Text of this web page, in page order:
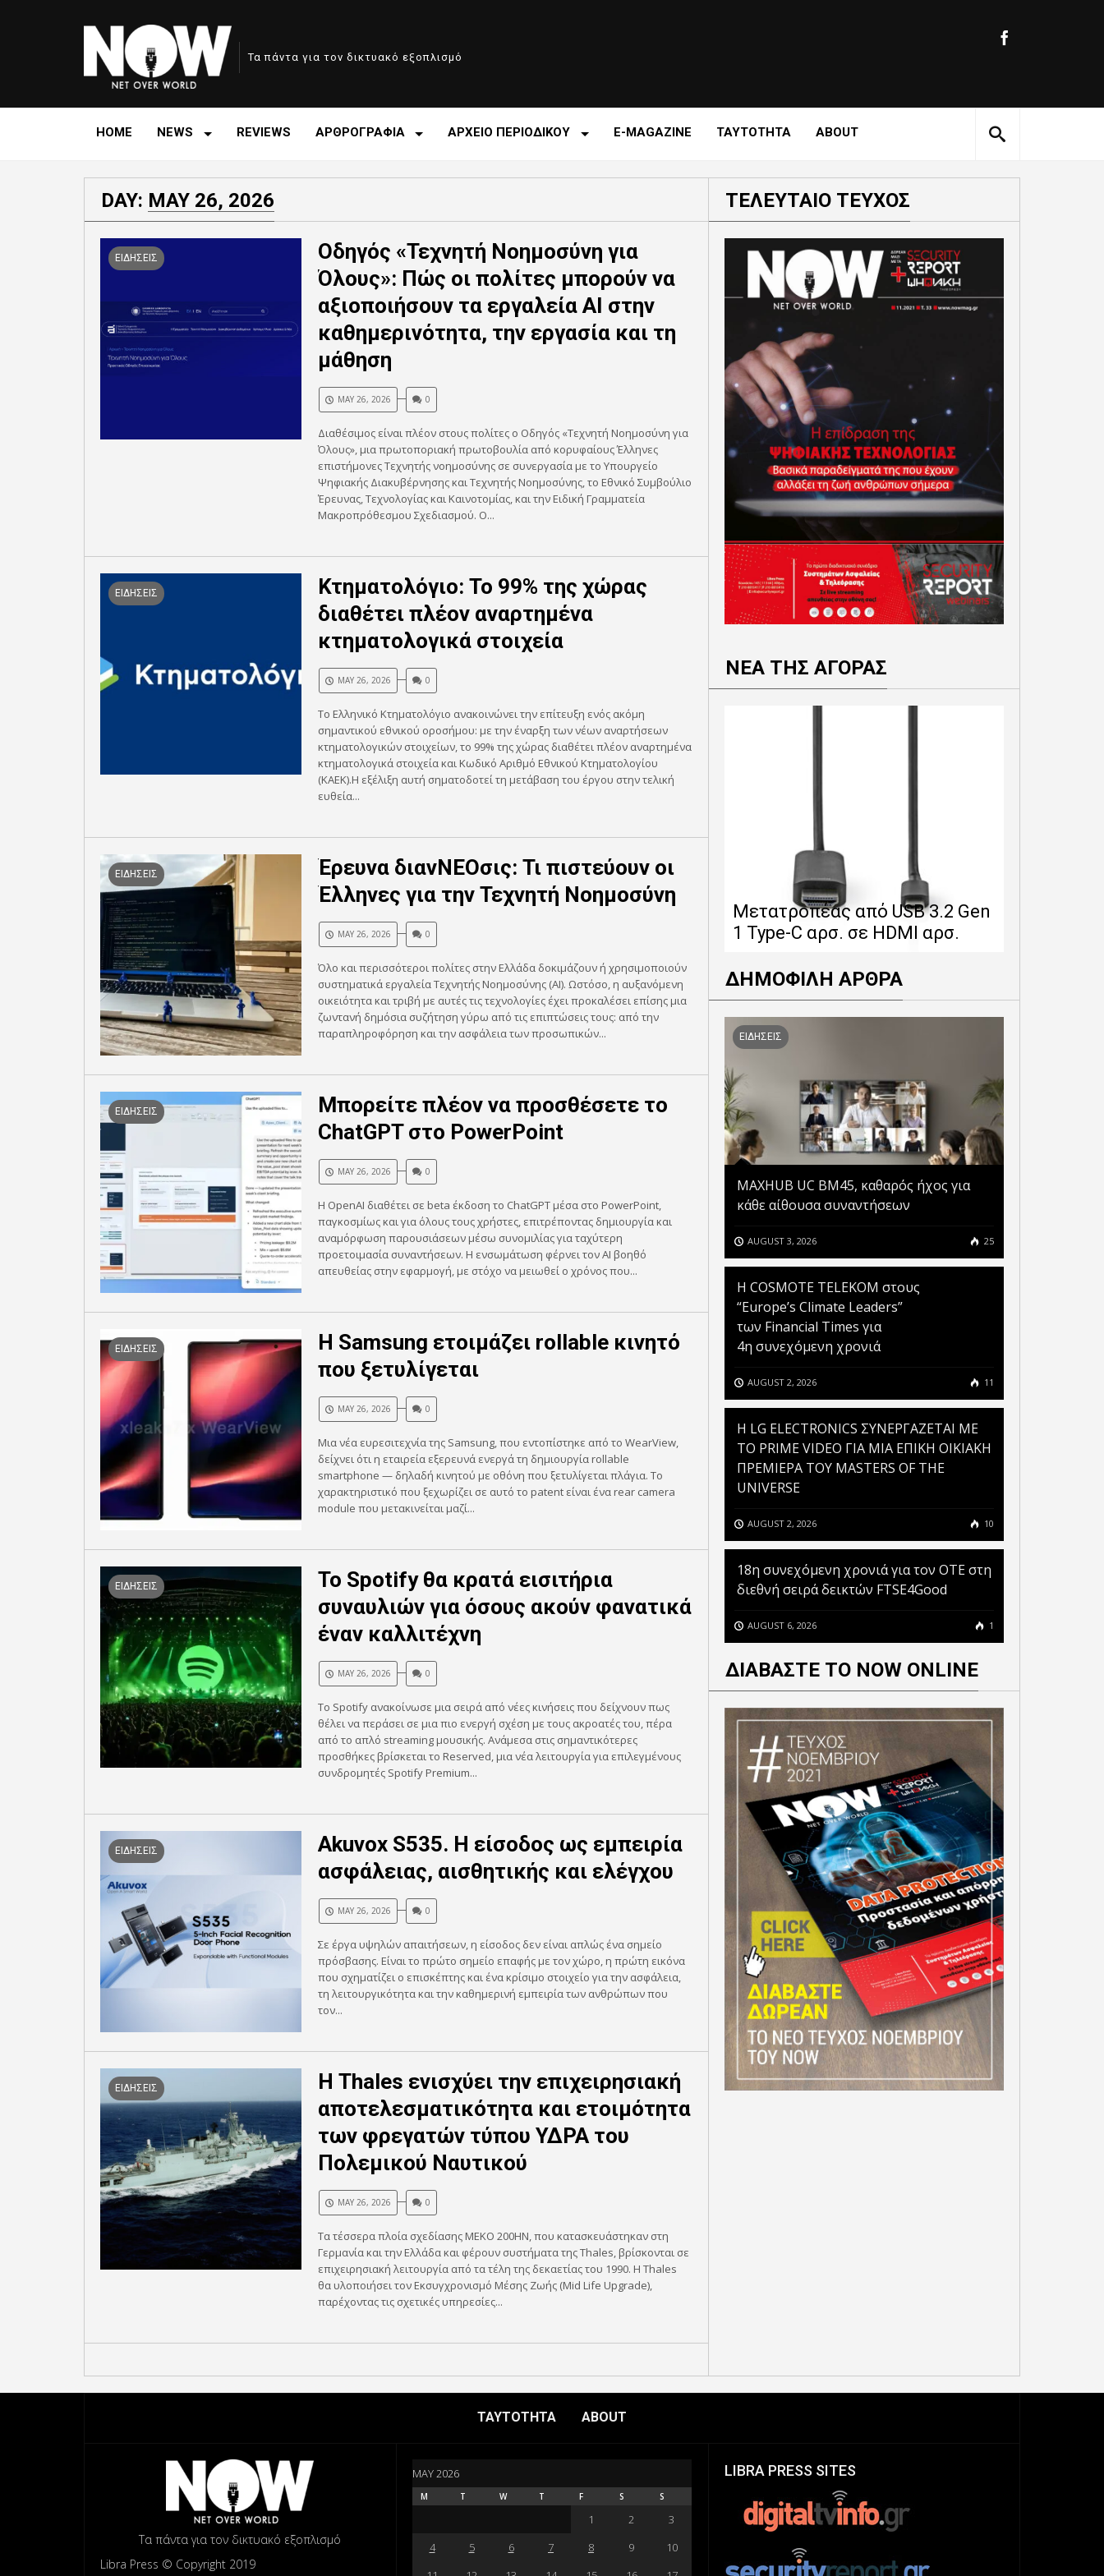
Τα πάντα για τον δικτυακό εξοπλισμό
HOME NEWS REVIEWS ΑΡΘΡΟΓΡΑΦΙΑ ΑΡΧΕΙΟ ΠΕΡΙΟΔΙΚΟΥ E-MAGAZINE ΤΑΥΤΟΤΗΤΑ ABOUT
DAY: MAY 26, 2026
ΕΙΔΗΣΕΙΣ
Οδηγός «Τεχνητή Νοημοσύνη για
Όλους»: Πώς οι πολίτες μπορούν να
αξιοποιήσουν τα εργαλεία AI στην
καθημερινότητα, την εργασία και τη
μάθηση
MAY 26, 2026 0
Διαθέσιμος είναι πλέον στους πολίτες ο Οδηγός «Τεχνητή Νοημοσύνη για
Όλους», μια πρωτοποριακή πρωτοβουλία από κορυφαίους Έλληνες
επιστήμονες Τεχνητής νοημοσύνης σε συνεργασία με το Υπουργείο
Ψηφιακής Διακυβέρνησης και Τεχνητής Νοημοσύνης, το Εθνικό Συμβούλιο
Έρευνας, Τεχνολογίας και Καινοτομίας, και την Ειδική Γραμματεία
Μακροπρόθεσμου Σχεδιασμού. Ο...
ΕΙΔΗΣΕΙΣ
Κτηματολόγιο: Το 99% της χώρας
διαθέτει πλέον αναρτημένα
κτηματολογικά στοιχεία
MAY 26, 2026 0
Το Ελληνικό Κτηματολόγιο ανακοινώνει την επίτευξη ενός ακόμη
σημαντικού εθνικού οροσήμου: με την έναρξη των νέων αναρτήσεων
κτηματολογικών στοιχείων, το 99% της χώρας διαθέτει πλέον αναρτημένα
κτηματολογικά στοιχεία και Κωδικό Αριθμό Εθνικού Κτηματολογίου
(ΚΑΕΚ).Η εξέλιξη αυτή σηματοδοτεί τη μετάβαση του έργου στην τελική
ευθεία...
ΕΙΔΗΣΕΙΣ
Έρευνα διανΝΕΟσις: Τι πιστεύουν οι
Έλληνες για την Τεχνητή Νοημοσύνη
MAY 26, 2026 0
Όλο και περισσότεροι πολίτες στην Ελλάδα δοκιμάζουν ή χρησιμοποιούν
συστηματικά εργαλεία Τεχνητής Νοημοσύνης (ΑΙ). Ωστόσο, η αυξανόμενη
οικειότητα και τριβή με αυτές τις τεχνολογίες έχει προκαλέσει επίσης μια
ζωντανή δημόσια συζήτηση γύρω από τις επιπτώσεις τους: από την
παραπληροφόρηση και την ασφάλεια των προσωπικών...
ΕΙΔΗΣΕΙΣ
Μπορείτε πλέον να προσθέσετε το
ChatGPT στο PowerPoint
MAY 26, 2026 0
Η OpenAI διαθέτει σε beta έκδοση το ChatGPT μέσα στο PowerPoint,
παγκοσμίως και για όλους τους χρήστες, επιτρέποντας δημιουργία και
αναμόρφωση παρουσιάσεων μέσω συνομιλίας για ταχύτερη
προετοιμασία συναντήσεων. Η ενσωμάτωση φέρνει τον AI βοηθό
απευθείας στην εφαρμογή, με στόχο να μειωθεί ο χρόνος που...
ΕΙΔΗΣΕΙΣ
Η Samsung ετοιμάζει rollable κινητό
που ξετυλίγεται
MAY 26, 2026 0
Μια νέα ευρεσιτεχνία της Samsung, που εντοπίστηκε από το WearView,
δείχνει ότι η εταιρεία εξερευνά ενεργά τη δημιουργία rollable
smartphone — δηλαδή κινητού με οθόνη που ξετυλίγεται πλάγια. Το
χαρακτηριστικό που ξεχωρίζει σε αυτό το patent είναι ένα rear camera
module που μετακινείται μαζί...
ΕΙΔΗΣΕΙΣ
Το Spotify θα κρατά εισιτήρια
συναυλιών για όσους ακούν φανατικά
έναν καλλιτέχνη
MAY 26, 2026 0
Το Spotify ανακοίνωσε μια σειρά από νέες κινήσεις που δείχνουν πως
θέλει να περάσει σε μια πιο ενεργή σχέση με τους ακροατές του, πέρα
από το απλό streaming μουσικής. Ανάμεσα στις σημαντικότερες
προσθήκες βρίσκεται το Reserved, μια νέα λειτουργία για επιλεγμένους
συνδρομητές Spotify Premium...
ΕΙΔΗΣΕΙΣ
Akuvox S535. Η είσοδος ως εμπειρία
ασφάλειας, αισθητικής και ελέγχου
MAY 26, 2026 0
Σε έργα υψηλών απαιτήσεων, η είσοδος δεν είναι απλώς ένα σημείο
πρόσβασης. Είναι το πρώτο σημείο επαφής με τον χώρο, η πρώτη εικόνα
που σχηματίζει ο επισκέπτης και ένα κρίσιμο στοιχείο για την ασφάλεια,
τη λειτουργικότητα και την καθημερινή εμπειρία των ανθρώπων που
τον...
ΕΙΔΗΣΕΙΣ
Η Thales ενισχύει την επιχειρησιακή
αποτελεσματικότητα και ετοιμότητα
των φρεγατών τύπου ΥΔΡΑ του
Πολεμικού Ναυτικού
MAY 26, 2026 0
Τα τέσσερα πλοία σχεδίασης MEKO 200HN, που κατασκευάστηκαν στη
Γερμανία και την Ελλάδα και φέρουν συστήματα της Thales, βρίσκονται σε
επιχειρησιακή λειτουργία από τα τέλη της δεκαετίας του 1990. Η Thales
θα υλοποιήσει τον Εκσυγχρονισμό Μέσης Ζωής (Mid Life Upgrade),
παρέχοντας τις σχετικές υπηρεσίες...
ΤΕΛΕΥΤΑΙΟ ΤΕΥΧΟΣ
ΝΕΑ ΤΗΣ ΑΓΟΡΑΣ
Μετατροπέας από USB 3.2 Gen
1 Type-C αρσ. σε HDMI αρσ.
ΔΗΜΟΦΙΛΗ ΑΡΘΡΑ
ΕΙΔΗΣΕΙΣ
MAXHUB UC BM45, καθαρός ήχος για
κάθε αίθουσα συναντήσεων
AUGUST 3, 2026 25
Η COSMOTE TELEKOM στους
“Europe’s Climate Leaders”
των Financial Times για
4η συνεχόμενη χρονιά
AUGUST 2, 2026 11
H LG ELECTRONICS ΣΥΝΕΡΓΑΖΕΤΑΙ ΜΕ
ΤΟ PRIME VIDEO ΓΙΑ ΜΙΑ ΕΠΙΚΗ ΟΙΚΙΑΚΗ
ΠΡΕΜΙΕΡΑ ΤΟΥ MASTERS OF THE
UNIVERSE
AUGUST 2, 2026 10
18η συνεχόμενη χρονιά για τον ΟΤΕ στη
διεθνή σειρά δεικτών FTSE4Good
AUGUST 6, 2026 1
ΔΙΑΒΑΣΤΕ ΤΟ NOW ONLINE
ΤΑΥΤΟΤΗΤΑ ABOUT
Τα πάντα για τον δικτυακό εξοπλισμό
Libra Press © Copyright 2019
MAY 2026
M T W T F S S
1 2
3
4
5 6 7 8 9
10
LIBRA PRESS SITES